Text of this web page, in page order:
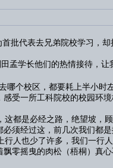
代表去兄弟院校学习，却
学长他们的热情接待，让
个校区，都要耗上半小时
受一所工科院校的校园环
都是必经之路，绝望坡，
须经过这，前几次我们都
人也少了许多，我们一行
零摇曳的肉松（梧桐）真